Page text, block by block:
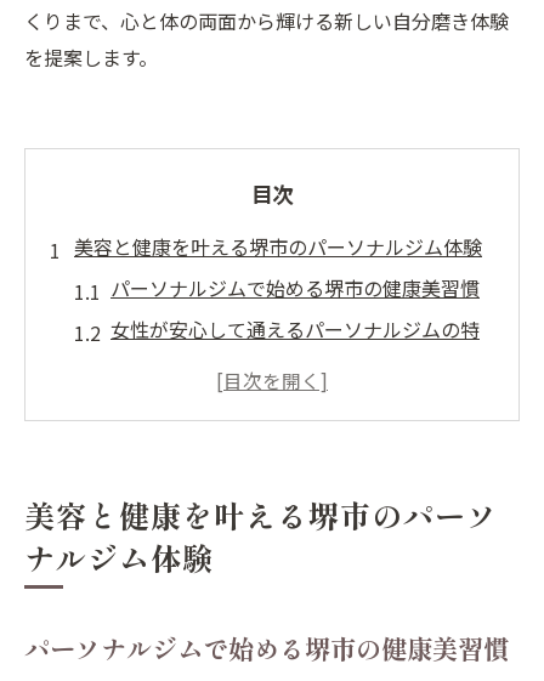
くりまで、心と体の両面から輝ける新しい自分磨き体験
を提案します。
目次
美容と健康を叶える堺市のパーソナルジム体験
パーソナルジムで始める堺市の健康美習慣
女性が安心して通えるパーソナルジムの特
パーソナルジム初心者が感じる不安とその
解消法
パーソナルジムとエステ併設の相乗効果を
美容と健康を叶える堺市のパーソ
ナルジム体験
パーソナルジムで始める堺市の健康美習慣